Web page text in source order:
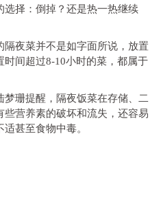
择：倒掉？还是热一热继续
夜菜并不是如字面所说，放置
时间超过8-10小时的菜，都属于
珊提醒， 隔夜饭菜在存储、二
营养素的破坏和流失，还容易
甚至食物中毒。